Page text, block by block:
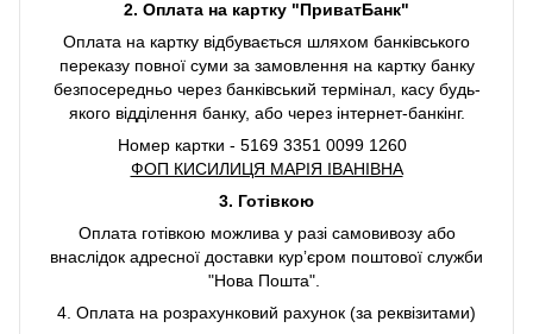
2. Оплата на картку "ПриватБанк"
Оплата на картку відбувається шляхом банківського
переказу повної суми за замовлення на картку банку
безпосередньо через банківський термінал, касу будь-
якого відділення банку, або через інтернет-банкінг.
Номер картки - 5169 3351 0099 1260
ФОП КИСИЛИЦЯ МАРІЯ ІВАНІВНА
3. Готівкою
Оплата готівкою можлива у разі самовивозу або
внаслідок адресної доставки курʼєром поштової служби
"Нова Пошта".
4. Оплата на розрахунковий рахунок (за реквізитами)